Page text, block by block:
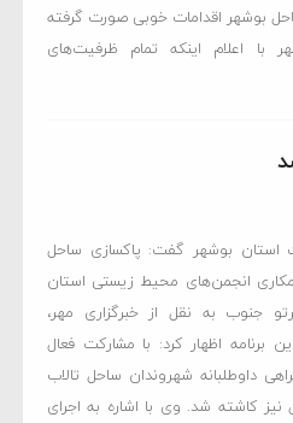
بوشهر اقدامات خوبی صورت گرفته
با اعلام اینکه تمام ظرفیت‌های
بوشهر گفت: پاکسازی ساحل
انجمن‌های محیط زیستی استان
جنوب به نقل از خبرگزاری مهر،
برنامه اظهار کرد: با مشارکت فعال
داوطلبانه شهروندان ساحل تالاب
کاشته شد. وی با اشاره به اجرای